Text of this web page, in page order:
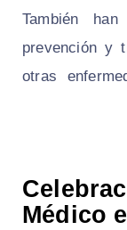
También
prevención y
otras
Médico